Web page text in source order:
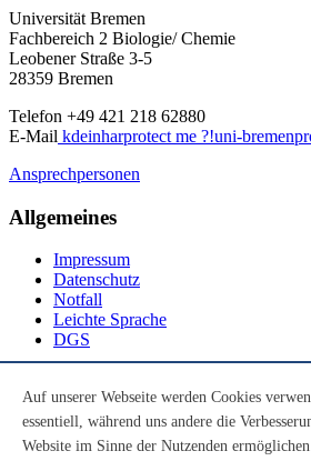
Universität Bremen
Fachbereich 2 Biologie/ Chemie
Leobener Straße 3-5
28359 Bremen
Telefon +49 421 218 62880
E-Mail kdeinharprotect me ?!uni-bremen
Ansprechpersonen
Allgemeines
Impressum
Datenschutz
Notfall
Leichte Sprache
DGS
Youtube
Instagram
Auf unserer Webseite werden Cookies
essentiell, während uns andere die
Website im Sinne der Nutzenden